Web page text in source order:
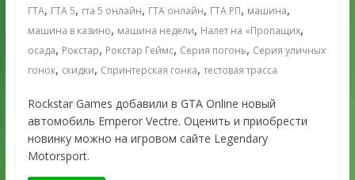
ГТА, ГТА 5, гта 5 онлайн, ГТА онлайн, ГТА РП, машина,
машина в казино, машина недели, Налет на «Пропащих,
осада, Рокстар, Рокстар Геймс, Серия погонь, Серия уличных
гонок, скидки, Спринтерская гонка, тестовая трасса
Rockstar Games добавили в GTA Online новый
автомобиль Emperor Vectre. Оценить и приобрести
новинку можно на игровом сайте Legendary
Motorsport.